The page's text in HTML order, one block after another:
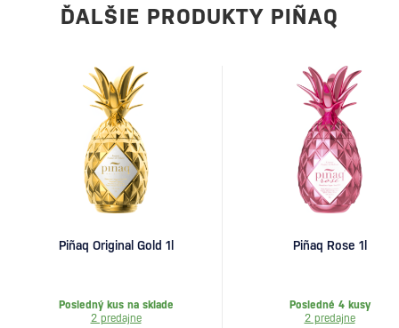
ĎALŠIE PRODUKTY PIÑAQ
Piñaq Original Gold 1l
Posledný kus na sklade
2 predajne
Piñaq Rose 1l
Posledné 4 kusy
2 predajne